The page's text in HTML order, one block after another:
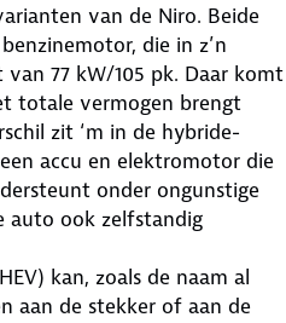
van de Niro. Beide
die in z’n
77 kW/105 pk. Daar komt
totale vermogen brengt
zit ‘m in de hybride-
accu en elektromotor die
onder ongunstige
auto ook zelfstandig
kan, zoals de naam al
aan de stekker of aan de